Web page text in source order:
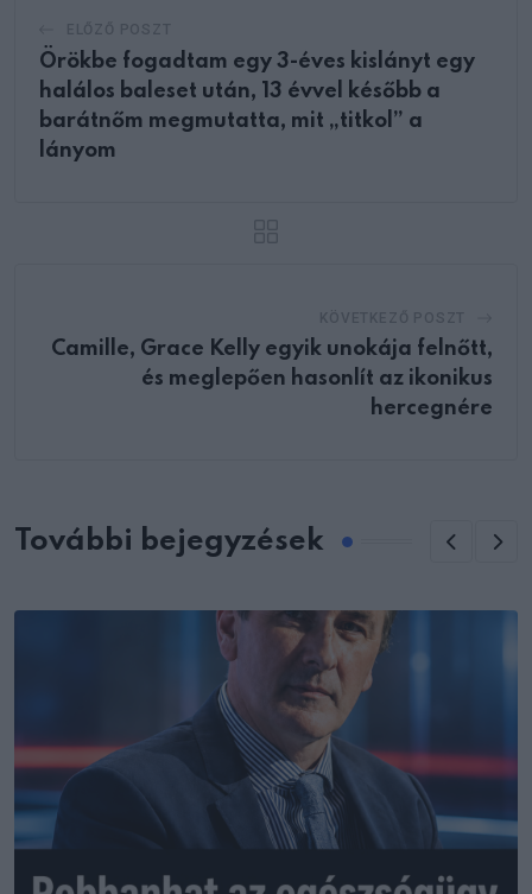
Örökbe fogadtam egy 3-éves kislányt egy
halálos baleset után, 13 évvel később a
barátnőm megmutatta, mit „titkol” a
lányom
Camille, Grace Kelly egyik unokája felnőtt,
és meglepően hasonlít az ikonikus
hercegnére
További bejegyzések